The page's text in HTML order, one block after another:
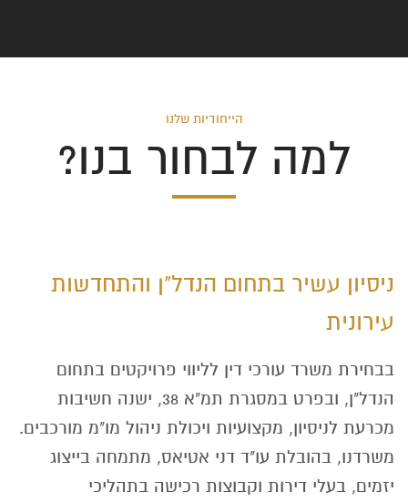
הייחודיות שלנו
למה לבחור בנו?
ניסיון עשיר בתחום הנדל"ן והתחדשות
עירונית
בבחירת משרד עורכי דין לליווי פרויקטים בתחום
הנדל"ן, ובפרט במסגרת תמ"א 38, ישנה חשיבות
מכרעת לניסיון, מקצועיות ויכולת ניהול מו"מ מורכבים.
משרדנו, בהובלת עו"ד דני אטיאס, מתמחה בייצוג
יזמים, בעלי דירות וקבוצות רכישה בתהליכי